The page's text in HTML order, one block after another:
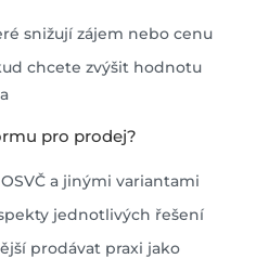
snižují zájem nebo cenu
chcete zvýšit hodnotu
pro prodej?
a jinými variantami
jednotlivých řešení
prodávat praxi jako